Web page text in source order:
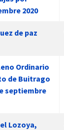
2020
de paz
Ordinario
de Buitrago
septiembre
Lozoya,